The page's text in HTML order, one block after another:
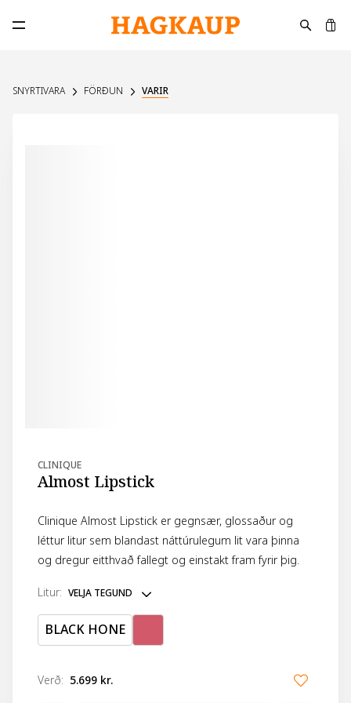
Opna aðalvalmynd
SNYRTIVARA FÖRÐUN VARIR
CLINIQUE
Almost Lipstick
Clinique Almost Lipstick er gegnsær, glossaður og
léttur litur sem blandast náttúrulegum lit vara þinna
og dregur eitthvað fallegt og einstakt fram fyrir þig.
litur: VELJA TEGUND
BLACK HONE
Verð: 5.699 kr.